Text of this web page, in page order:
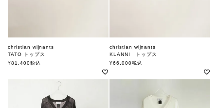
christian wijnants
TATO トップス
クリスチャンワイナンツ
¥81,400税込
christian wijnants
KLANNI トップス
クリスチャンワイナンツ
¥66,000税込